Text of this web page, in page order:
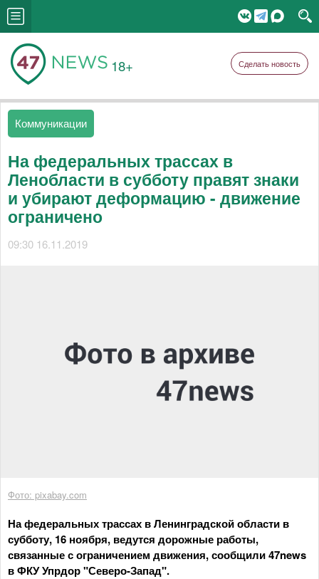
18+ Сделать новость
Коммуникации
На федеральных трассах в
Ленобласти в субботу правят знаки
и убирают деформацию - движение
ограничено
09:30 16.11.2019
Фото: pixabay.com
На федеральных трассах в Ленинградской области в
субботу, 16 ноября, ведутся дорожные работы,
связанные с ограничением движения, сообщили 47news
в ФКУ Упрдор "Северо-Запад".